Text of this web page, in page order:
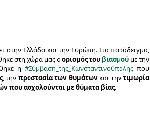
στην Ελλάδα και την Ευρώπη. Για παράδειγμα,
στη χώρα μας οορισμός του βιασμού με την
η #Σύμβαση_της_Κωνσταντινούποληςπου
, την προστασία των θυμάτων και τηντιμωρία
που ασχολούνται με θύματα βίας.